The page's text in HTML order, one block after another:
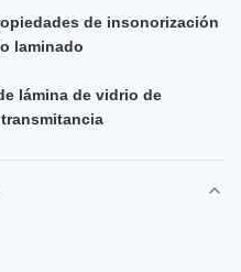
de insonorización
laminado
lámina de vidrio de